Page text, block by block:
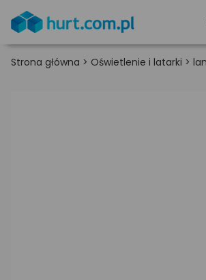
Strona główna > Oświetlenie i latarki >